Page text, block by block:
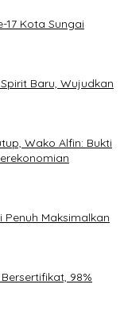
17 Kota Sungai
Baru, Wujudkan
Wako Alfin: Bukti
Penuh Maksimalkan
98%